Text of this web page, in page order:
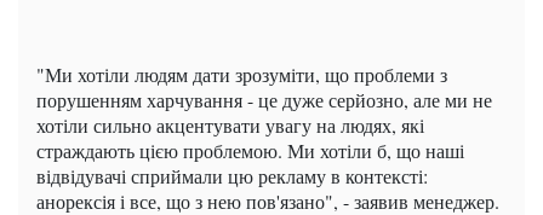
"Ми хотіли людям дати зрозуміти, що проблеми з
порушенням харчування - це дуже серйозно, але ми не
хотіли сильно акцентувати увагу на людях, які
страждають цією проблемою. Ми хотіли б, що наші
відвідувачі сприймали цю рекламу в контексті:
анорексія і все, що з нею пов'язано", - заявив менеджер.